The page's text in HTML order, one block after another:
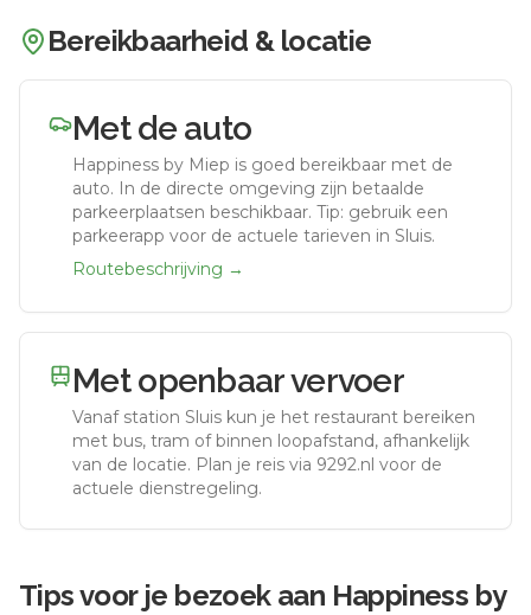
Bereikbaarheid & locatie
Met de auto
Happiness by Miep is goed bereikbaar met de
auto. In de directe omgeving zijn betaalde
parkeerplaatsen beschikbaar. Tip: gebruik een
parkeerapp voor de actuele tarieven in Sluis.
Routebeschrijving →
Met openbaar vervoer
Vanaf station Sluis kun je het restaurant bereiken
met bus, tram of binnen loopafstand, afhankelijk
van de locatie. Plan je reis via 9292.nl voor de
actuele dienstregeling.
Tips voor je bezoek aan Happiness by